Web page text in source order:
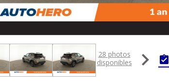
28 photos
disponibles
 